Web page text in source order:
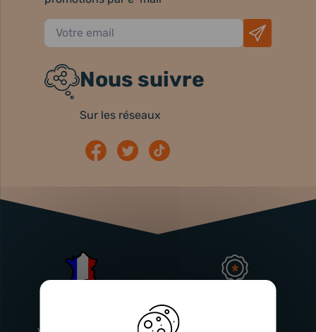
Nous suivre
Sur les réseaux